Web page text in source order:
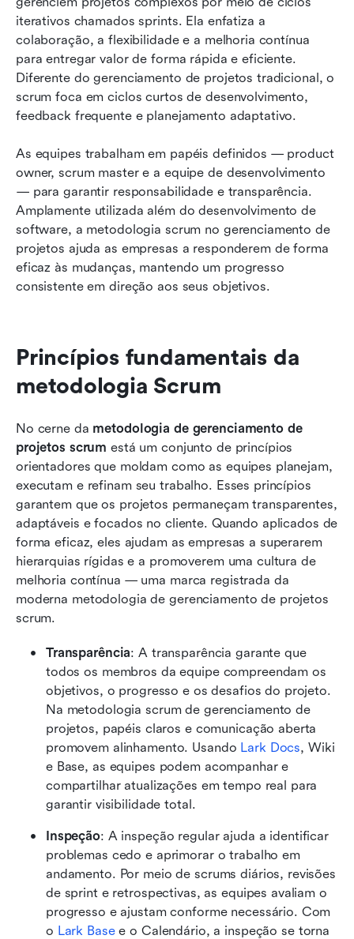
iterativos chamados sprints. Ela enfatiza a
colaboração, a flexibilidade e a melhoria contínua
para entregar valor de forma rápida e eficiente.
Diferente do gerenciamento de projetos tradicional, o
scrum foca em ciclos curtos de desenvolvimento,
feedback frequente e planejamento adaptativo.
As equipes trabalham em papéis definidos — product
owner, scrum master e a equipe de desenvolvimento
— para garantir responsabilidade e transparência.
Amplamente utilizada além do desenvolvimento de
software, a metodologia scrum no gerenciamento de
projetos ajuda as empresas a responderem de forma
eficaz às mudanças, mantendo um progresso
consistente em direção aos seus objetivos.
Princípios fundamentais da
metodologia Scrum
No cerne da metodologia de gerenciamento de
projetos scrum está um conjunto de princípios
orientadores que moldam como as equipes planejam,
executam e refinam seu trabalho. Esses princípios
garantem que os projetos permaneçam transparentes,
adaptáveis e focados no cliente. Quando aplicados de
forma eficaz, eles ajudam as empresas a superarem
hierarquias rígidas e a promoverem uma cultura de
melhoria contínua — uma marca registrada da
moderna metodologia de gerenciamento de projetos
scrum.
Transparência: A transparência garante que
todos os membros da equipe compreendam os
objetivos, o progresso e os desafios do projeto.
Na metodologia scrum de gerenciamento de
projetos, papéis claros e comunicação aberta
promovem alinhamento. Usando Lark Docs, Wiki
e Base, as equipes podem acompanhar e
compartilhar atualizações em tempo real para
garantir visibilidade total.
Inspeção: A inspeção regular ajuda a identificar
problemas cedo e aprimorar o trabalho em
andamento. Por meio de scrums diários, revisões
de sprint e retrospectivas, as equipes avaliam o
progresso e ajustam conforme necessário. Com
o Lark Base e o Calendário, a inspeção se torna